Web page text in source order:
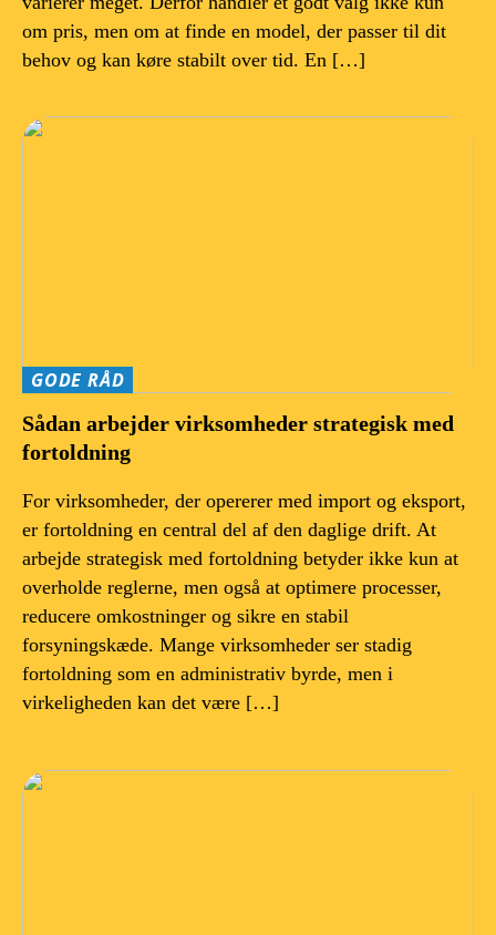
om pris, men om at finde en model, der passer til dit
behov og kan køre stabilt over tid. En […]
GODE RÅD
Sådan arbejder virksomheder strategisk med
fortoldning
For virksomheder, der opererer med import og eksport,
er fortoldning en central del af den daglige drift. At
arbejde strategisk med fortoldning betyder ikke kun at
overholde reglerne, men også at optimere processer,
reducere omkostninger og sikre en stabil
forsyningskæde. Mange virksomheder ser stadig
fortoldning som en administrativ byrde, men i
virkeligheden kan det være […]